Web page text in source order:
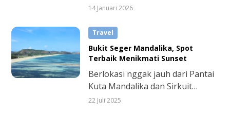
dengan Samudra Pasifik,
tampak begitu luas dan dramatis.
Karena pesonanya itu, Morotai
sering dilabeli “Mutiara Cantik di
14 Januari 2026
Travel
Bukit Seger Mandalika, Spot
Terbaik Menikmati Sunset
Berlokasi nggak jauh dari Pantai
Kuta Mandalika dan Sirkuit
MotoGP Mandalika, bukit ini
22 Juli 2025